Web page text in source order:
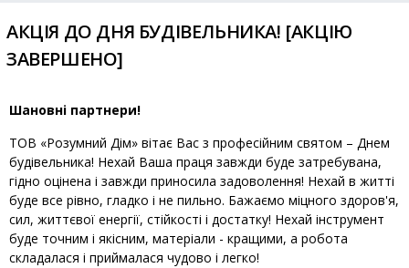
АКЦІЯ ДО ДНЯ БУДІВЕЛЬНИКА! [АКЦІЮ
ЗАВЕРШЕНО]
Шановні партнери!
ТОВ «Розумний Дім» вітає Вас з професійним святом – Днем
будівельника! Нехай Ваша праця завжди буде затребувана,
гідно оцінена і завжди приносила задоволення! Нехай в житті
буде все рівно, гладко і не пильно. Бажаємо міцного здоров'я,
сил, життєвої енергії, стійкості і достатку! Нехай інструмент
буде точним і якісним, матеріали - кращими, а робота
складалася і приймалася чудово і легко!